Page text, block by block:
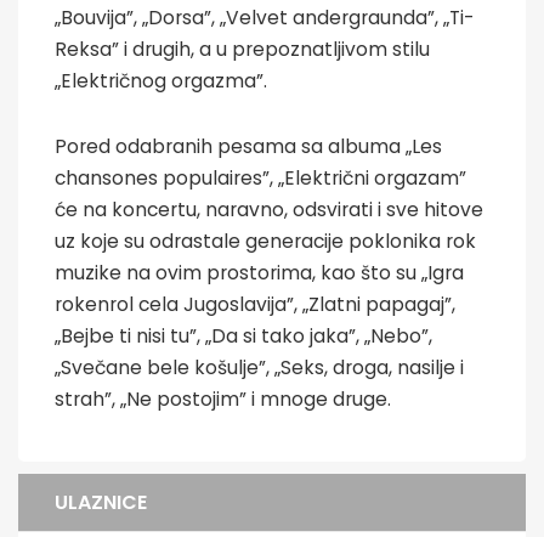
„Bouvija”, „Dorsa”, „Velvet andergraunda”, „Ti-
Reksa” i drugih, a u prepoznatljivom stilu
„Električnog orgazma”.
Pored odabranih pesama sa albuma „Les
chansones populaires”, „Električni orgazam”
će na koncertu, naravno, odsvirati i sve hitove
uz koje su odrastale generacije poklonika rok
muzike na ovim prostorima, kao što su „Igra
rokenrol cela Jugoslavija”, „Zlatni papagaj”,
„Bejbe ti nisi tu”, „Da si tako jaka”, „Nebo”,
„Svečane bele košulje”, „Seks, droga, nasilje i
strah”, „Ne postojim” i mnoge druge.
ULAZNICE